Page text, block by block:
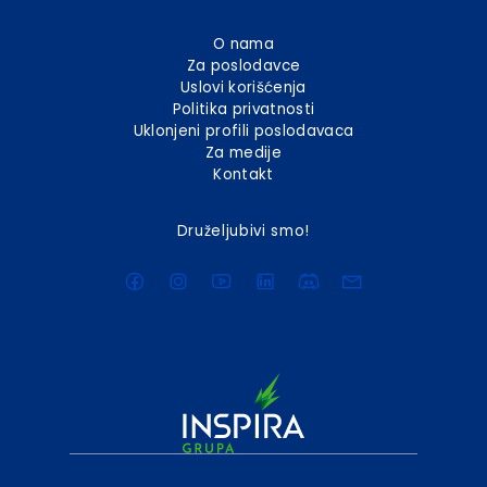
O nama
Za poslodavce
Uslovi korišćenja
Politika privatnosti
Uklonjeni profili poslodavaca
Za medije
Kontakt
Druželjubivi smo!